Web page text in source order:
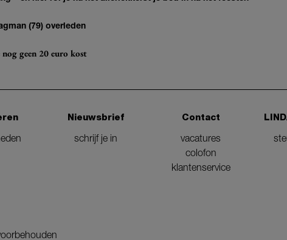
(79) overleden
geen 20 euro kost
Nieuwsbrief
schrijf je in
Contact
vacatures
colofon
klantenservice